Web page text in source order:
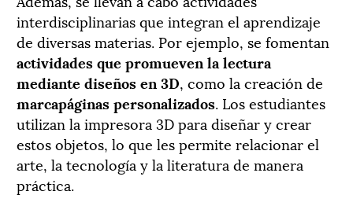
interdisciplinarias que integran el aprendizaje
de diversas materias. Por ejemplo, se fomentan
actividades que promueven la lectura
mediante diseños en 3D, como la creación de
marcapáginas personalizados. Los estudiantes
utilizan la impresora 3D para diseñar y crear
estos objetos, lo que les permite relacionar el
arte, la tecnología y la literatura de manera
práctica.